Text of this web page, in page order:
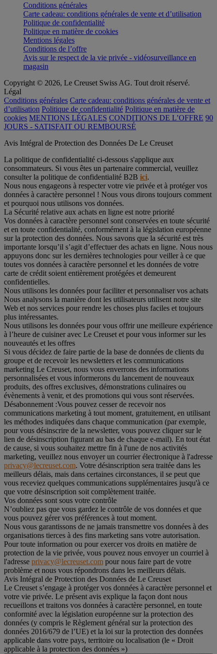
Conditions générales
Carte cadeau: conditions générales de vente et d’utilisation
Politique de confidentialité
Politique en matière de cookies
Mentions légales
Conditions de l’offre
Avis sur le respect de la vie privée - vidéosurveillance en
magasin
Copyright © 2026, Le Creuset Swiss AG. Tout droit réservé.
Légal
Conditions générales Carte cadeau: conditions générales de vente et
d’utilisation Politique de confidentialité Politique en matière de
cookies MENTIONS LÉGALES CONDITIONS DE L’OFFRE 90
JOURS - SATISFAIT OU REMBOURSÉ
Avis Intégral de Protection des Données De Le Creuset
La politique de confidentialité ci-dessous s'applique aux
consommateurs. Si vous êtes un partenaire commercial, veuillez
consulter la politique de confidentialité B2B ici.
Nous nous engageons à respecter votre vie privée et à protéger vos
données à caractère personnel ! Nous vous dirons toujours comment
et pourquoi nous utilisons vos données.
La Sécurité relative aux achats en ligne est notre priorité
Vos données à caractère personnel sont conservées en toute sécurité
et en toute confidentialité, conformément à la législation européenne
sur la protection des données. Nous savons que la sécurité est très
importante lorsqu’il s’agit d’effectuer des achats en ligne. Nous nous
appuyons donc sur les dernières technologies pour veiller à ce que
toutes vos données à caractère personnel et les données de votre
carte de crédit soient entièrement protégées et demeurent
confidentielles.
Nous utilisons les données pour faciliter et personnaliser vos achats
Nous analysons la manière dont les utilisateurs utilisent notre site
Web et nos services pour rendre les choses plus faciles et toujours
plus intéressantes.
Nous utilisons les données pour vous offrir une meilleure expérience
à l’heure de cuisiner avec Le Creuset et pour vous informer sur les
nouveautés et les offres
Si vous décidez de faire partie de la base de données de clients du
groupe et de recevoir les newsletters et les communications
marketing Le Creuset, nous vous enverrons des informations
personnalisées et vous informerons du lancement de nouveaux
produits, des offres exclusives, démonstrations culinaires ou
évènements à venir, et des promotions qui vous sont réservées.
Désabonnement :Vous pouvez cesser de recevoir nos
communications marketing à tout moment, gratuitement, en utilisant
les méthodes indiquées dans chaque communication (par exemple,
pour vous désinscrire de la newsletter, vous pouvez cliquer sur le
lien de désinscription figurant au bas de chaque e-mail). En tout état
de cause, si vous souhaitez mettre fin à l'une de nos activités
marketing, veuillez nous envoyer un courrier électronique à l'adresse
privacy@lecreuset.com. Votre désinscription sera traitée dans les
meilleurs délais, mais dans certaines circonstances, il se peut que
vous receviez quelques communications supplémentaires jusqu'à ce
que votre désinscription soit complètement traitée.
Vos données sont sous votre contrôle
N’oubliez pas que vous gardez le contrôle de vos données et que
vous pouvez gérer vos préférences à tout moment.
Nous vous garantissons de ne jamais transmettre vos données à des
organisations tierces à des fins marketing sans votre autorisation.
Pour toute information ou pour exercer vos droits en matière de
protection de la vie privée, vous pouvez nous envoyer un courriel à
l'adresse privacy@lecreuset.com pour nous faire part de votre
problème et nous vous répondrons dans les meilleurs délais.
Avis Intégral de Protection des Données de Le Creuset
Le Creuset s’engage à protéger vos données à caractère personnel et
votre vie privée. Le présent avis explique la façon dont nous
recueillons et traitons vos données à caractère personnel, en toute
conformité avec la législation européenne sur la protection des
données (y compris le Règlement général sur la protection des
données 2016/679 de l’UE) et la loi sur la protection des données
applicable dans votre pays, territoire ou localisation (le « Droit
applicable à la protection des données »)